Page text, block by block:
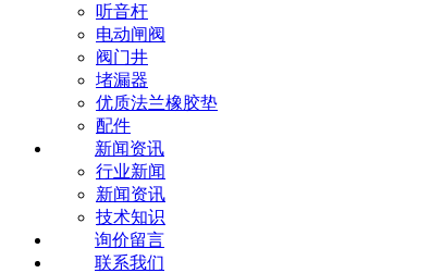
听音杆
电动闸阀
阀门井
堵漏器
优质法兰橡胶垫
配件
新闻资讯
行业新闻
新闻资讯
技术知识
询价留言
联系我们